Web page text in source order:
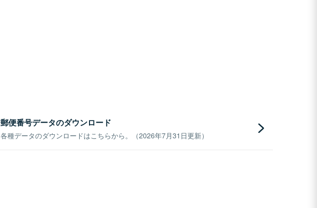
郵便番号データのダウンロード
各種データのダウンロードはこちらから。（2026年7月31日更新）